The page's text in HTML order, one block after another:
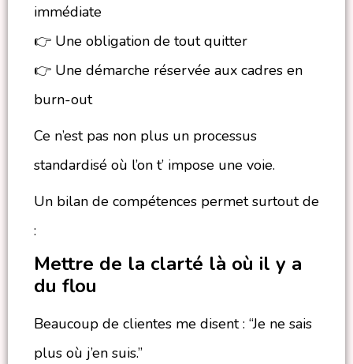
immédiate
👉 Une obligation de tout quitter
👉 Une démarche réservée aux cadres en
burn-out
Ce n’est pas non plus un processus
standardisé où l’on t’ impose une voie.
Un bilan de compétences permet surtout de
:
Mettre de la clarté là où il y a
du flou
Beaucoup de clientes me disent : “Je ne sais
plus où j’en suis.”